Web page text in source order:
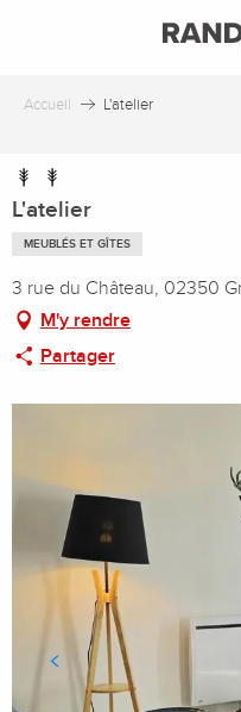
principal
Accueil L'atelier
L'atelier
MEUBLÉS ET GÎTES
3 rue du Château, 02350
M'y rendre
Partager